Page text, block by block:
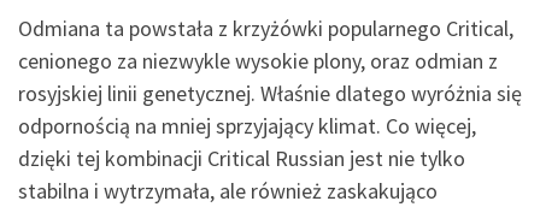
Odmiana ta powstała z krzyżówki popularnego Critical,
cenionego za niezwykle wysokie plony, oraz odmian z
rosyjskiej linii genetycznej. Właśnie dlatego wyróżnia się
odpornością na mniej sprzyjający klimat. Co więcej,
dzięki tej kombinacji Critical Russian jest nie tylko
stabilna i wytrzymała, ale również zaskakująco